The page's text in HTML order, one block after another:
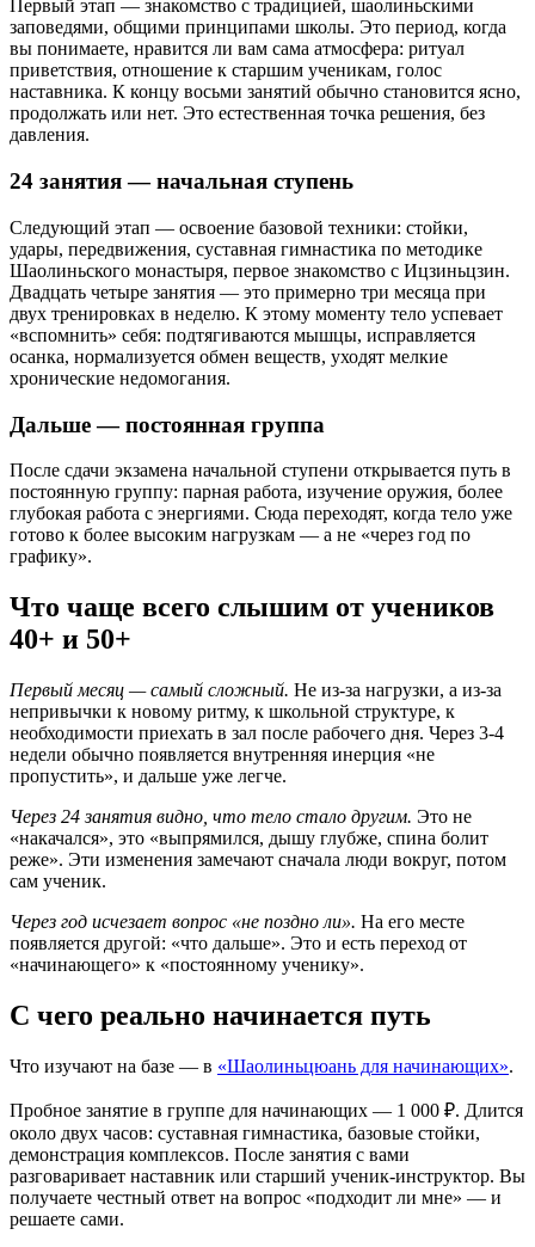
Первый этап — знакомство с традицией, шаолиньскими
заповедями, общими принципами школы. Это период, когда
вы понимаете, нравится ли вам сама атмосфера: ритуал
приветствия, отношение к старшим ученикам, голос
наставника. К концу восьми занятий обычно становится ясно,
продолжать или нет. Это естественная точка решения, без
давления.
24 занятия — начальная ступень
Следующий этап — освоение базовой техники: стойки,
удары, передвижения, суставная гимнастика по методике
Шаолиньского монастыря, первое знакомство с Ицзиньцзин.
Двадцать четыре занятия — это примерно три месяца при
двух тренировках в неделю. К этому моменту тело успевает
«вспомнить» себя: подтягиваются мышцы, исправляется
осанка, нормализуется обмен веществ, уходят мелкие
хронические недомогания.
Дальше — постоянная группа
После сдачи экзамена начальной ступени открывается путь в
постоянную группу: парная работа, изучение оружия, более
глубокая работа с энергиями. Сюда переходят, когда тело уже
готово к более высоким нагрузкам — а не «через год по
графику».
Что чаще всего слышим от учеников
40+ и 50+
Первый месяц — самый сложный. Не из-за нагрузки, а из-за
непривычки к новому ритму, к школьной структуре, к
необходимости приехать в зал после рабочего дня. Через 3-4
недели обычно появляется внутренняя инерция «не
пропустить», и дальше уже легче.
Через 24 занятия видно, что тело стало другим. Это не
«накачался», это «выпрямился, дышу глубже, спина болит
реже». Эти изменения замечают сначала люди вокруг, потом
сам ученик.
Через год исчезает вопрос «не поздно ли». На его месте
появляется другой: «что дальше». Это и есть переход от
«начинающего» к «постоянному ученику».
С чего реально начинается путь
Что изучают на базе — в «Шаолиньцюань для начинающих».
Пробное занятие в группе для начинающих — 1 000 ₽. Длится
около двух часов: суставная гимнастика, базовые стойки,
демонстрация комплексов. После занятия с вами
разговаривает наставник или старший ученик-инструктор. Вы
получаете честный ответ на вопрос «подходит ли мне» — и
решаете сами.